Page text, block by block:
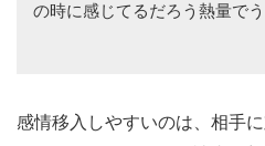
の時に感じてるだろう熱量で
感情移入しやすいのは、相手